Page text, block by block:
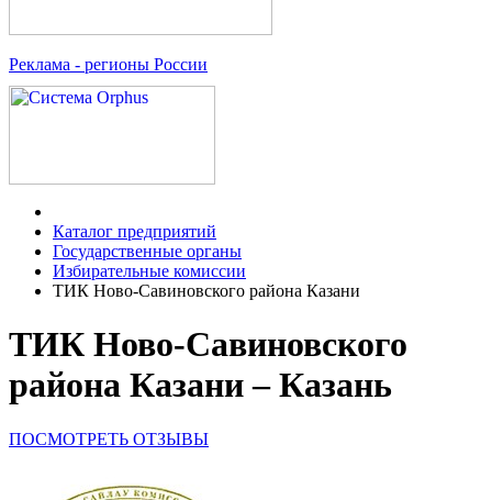
Реклама - регионы России
Каталог предприятий
Государственные органы
Избирательные комиссии
ТИК Ново-Савиновского района Казани
ТИК Ново-Савиновского
района Казани – Казань
ПОСМОТРЕТЬ ОТЗЫВЫ